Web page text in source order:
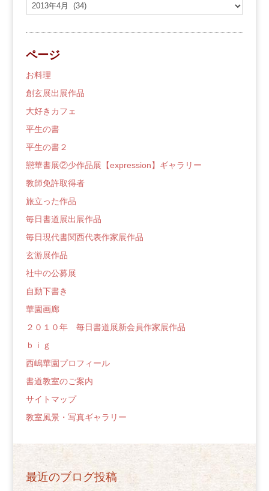
過
去
の
ロ
グ
ページ
お料理
創玄展出展作品
大好きカフェ
平生の書
平生の書２
戀華書展②少作品展【expression】ギャラリー
教師免許取得者
旅立った作品
毎日書道展出展作品
毎日現代書関西代表作家展作品
玄游展作品
社中の公募展
自動下書き
華園画廊
２０１０年 毎日書道展新会員作家展作品
ｂｉｇ
西嶋華園プロフィール
書道教室のご案内
サイトマップ
教室風景・写真ギャラリー
最近のブログ投稿